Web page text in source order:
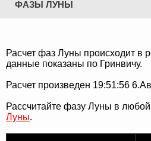
ФАЗЫ ЛУНЫ
Расчет фаз Луны происходит в
данные показаны по Гринвичу.
Расчет произведен 19:51:56
Рассчитайте фазу Луны в
Луны.